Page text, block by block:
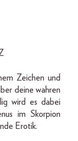
Zeichen und
deine wahren
wird es dabei
im Skorpion
Erotik.